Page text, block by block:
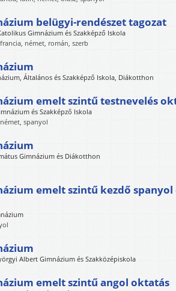
belügyi-rendészet tagozat
Gimnázium és Szakképző Iskola
német, román, szerb
Általános és Szakképző Iskola, Diákotthon
emelt szintű testnevelés
és Szakképző Iskola
spanyol
Gimnázium és Diákotthon
emelt szintű kezdő spanyol
Albert Gimnázium és Szakközépiskola
emelt szintű angol oktatás